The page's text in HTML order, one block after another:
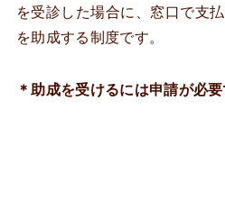
を受診した場合に、窓口で支
を助成する制度です。
＊助成を受けるには申請が必要